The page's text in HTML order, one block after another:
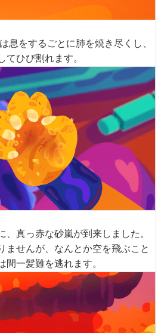
息をするごとに肺を焼き尽くし、
ひび割れます。
真っ赤な砂嵐が到来しました。
ませんが、なんとか空を飛ぶこと
一髪難を逃れます。